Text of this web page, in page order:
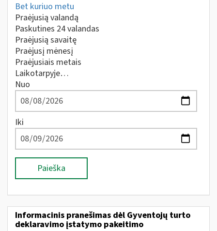
Bet kuriuo metu
Praėjusią valandą
Paskutines 24 valandas
Praėjusią savaitę
Praėjusį mėnesį
Praėjusiais metais
Laikotarpyje…
Nuo
Iki
Paieška
Informacinis pranešimas dėl Gyventojų turto
deklaravimo įstatymo pakeitimo